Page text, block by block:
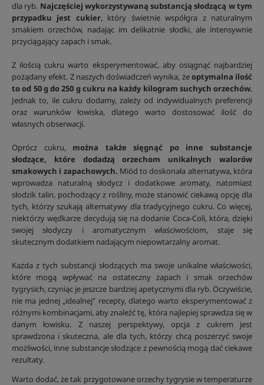
dla ryb. Najczęściej wykorzystywaną substancją słodzącą w tym
przypadku jest cukier, który świetnie współgra z naturalnym
smakiem orzechów, nadając im delikatnie słodki, ale intensywnie
przyciągający zapach i smak.
Z ilością cukru warto eksperymentować, aby osiągnąć najbardziej
pożądany efekt. Z naszych doświadczeń wynika, żeoptymalna ilość
to od 50 g do 250 g cukru na każdy kilogram suchych orzechów.
Jednak to, ile cukru dodamy, zależy od indywidualnych preferencji
oraz warunków łowiska, dlatego warto dostosować ilość do
własnych obserwacji.
Oprócz cukru, można także sięgnąć po inne substancje
słodzące, które dodadzą orzechom unikalnych walorów
smakowych i zapachowych. Miód to doskonała alternatywa, która
wprowadza naturalną słodycz i dodatkowe aromaty, natomiast
słodzik talin, pochodzący z rośliny, może stanowić ciekawą opcję dla
tych, którzy szukają alternatywy dla tradycyjnego cukru. Co więcej,
niektórzy wędkarze decydują się na dodanie Coca-Coli, która, dzięki
swojej słodyczy i aromatycznym właściwościom, staje się
skutecznym dodatkiem nadającym niepowtarzalny aromat.
Każda z tych substancji słodzących ma swoje unikalne właściwości,
które mogą wpływać na ostateczny zapach i smak orzechów
tygrysich, czyniąc je jeszcze bardziej apetycznymi dla ryb. Oczywiście,
nie ma jednej „idealnej” recepty, dlatego warto eksperymentować z
różnymi kombinacjami, aby znaleźć tę, która najlepiej sprawdza się w
danym łowisku. Z naszej perspektywy, opcja z cukrem jest
sprawdzona i skuteczna, ale dla tych, którzy chcą poszerzyć swoje
możliwości, inne substancje słodzące z pewnością mogą dać ciekawe
rezultaty.
Warto dodać, że tak przygotowane orzechy tygrysie w temperaturze